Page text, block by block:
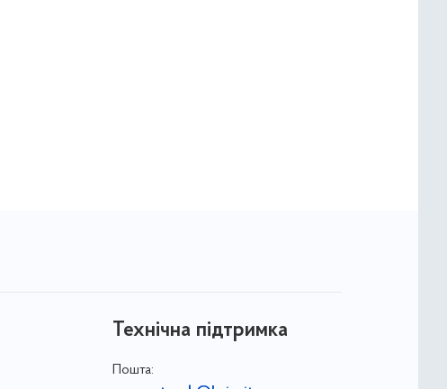
Технічна підтримка
Пошта: